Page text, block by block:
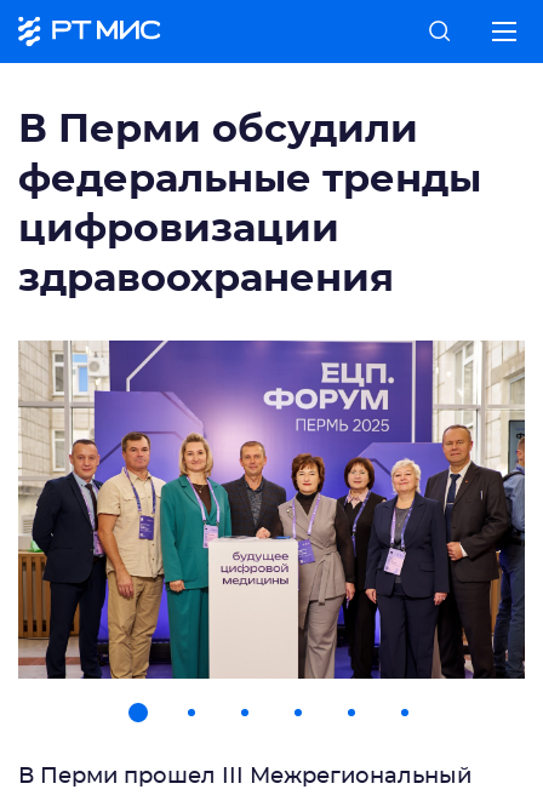
В Перми обсудили
федеральные тренды
цифровизации
здравоохранения
В Перми прошел III Межрегиональный